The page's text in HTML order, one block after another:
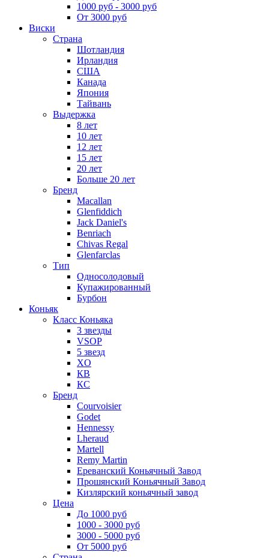
1000 руб - 3000 руб
От 3000 руб
Виски
Страна
Шотландия
Ирландия
США
Канада
Япония
Тайвань
Выдержка
8 лет
10 лет
12 лет
15 лет
20 лет
Больше 20 лет
Бренд
Macallan
Glenfiddich
Jack Daniel's
Benriach
Chivas Regal
Glenfarclas
Тип
Односолодовый
Купажированный
Бурбон
Коньяк
Класс Коньяка
3 звезды
VSOP
5 звезд
XO
КВ
КС
Бренд
Courvoisier
Godet
Hennessy
Lheraud
Martell
Remy Martin
Ереванский Коньячный Завод
Прошянский Коньячный Завод
Кизлярский коньячный завод
Цена
До 1000 руб
1000 - 3000 руб
3000 - 5000 руб
От 5000 руб